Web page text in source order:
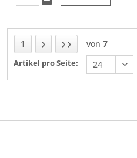
1 von 7
Artikel pro Seite: